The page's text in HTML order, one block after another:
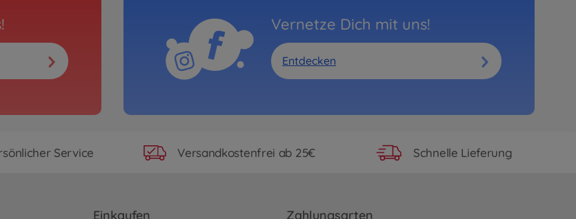
Vernetze Dich mit uns!
Entdecken
Service Versandkostenfrei ab 25€ Schnelle Lieferung
Einkaufen Zahlungsarten